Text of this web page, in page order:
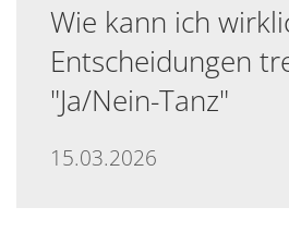
Wie kann ich
Entscheidungen
"Ja/Nein-Tanz"
15.03.2026